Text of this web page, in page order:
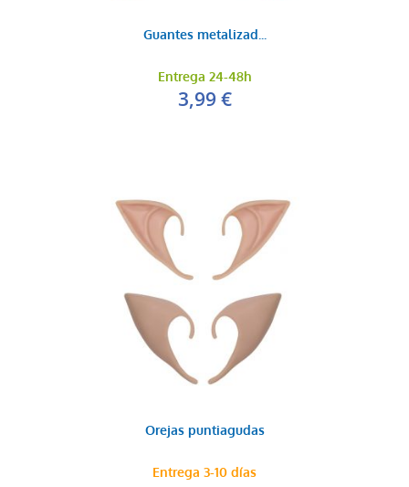
Guantes metalizad...
Entrega 24-48h
3,99 €
Orejas puntiagudas
Entrega 3-10 días